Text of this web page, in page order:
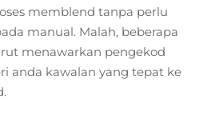
memblend tanpa perlu
manual. Malah, beberapa
menawarkan pengekod
anda kawalan yang tepat ke